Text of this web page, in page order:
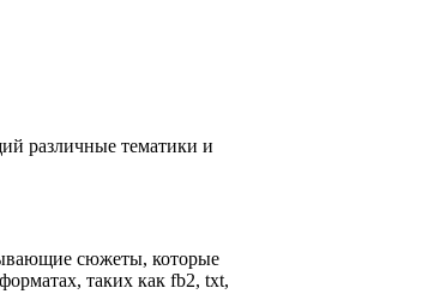
различные тематики и
сюжеты, которые
таких как fb2, txt,